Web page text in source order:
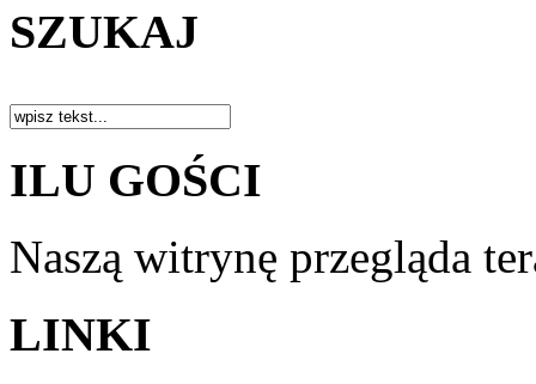
SZUKAJ
ILU GOŚCI
Naszą witrynę przegląda
LINKI